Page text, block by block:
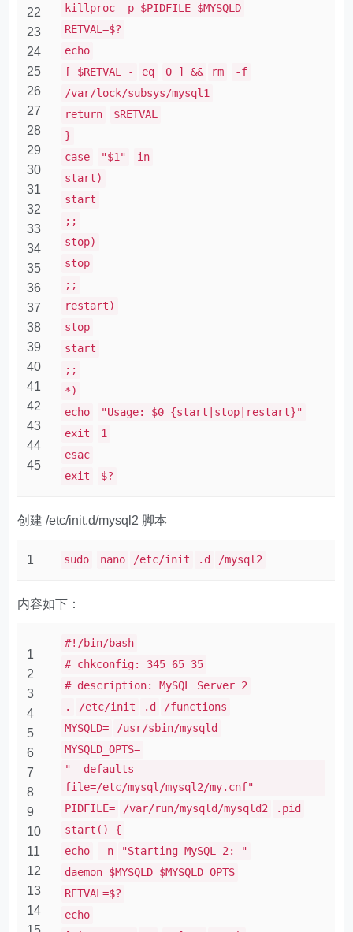
22
23
24
25
26
27
28
29
30
31
32
33
34
35
36
37
38
39
40
41
42
43
44
45
killproc -p $PIDFILE $MYSQLD
RETVAL=$?
echo
[ $RETVAL -
eq 0 ] && rm
-f
/var/lock/subsys/mysql1
return
$RETVAL
}
case
"$1"
in
start)
start
;;
stop)
stop
;;
restart)
stop
start
;;
*)
echo
"Usage: $0 {start|stop|restart}"
exit
1
esac
exit
$?
创建 ​​/etc/init.d/mysql2​​ 脚本
1 sudo nano /etc/init .d /mysql2
内容如下：
1
2
3
4
5
6
7
8
9
10
11
12
13
14
#!/bin/bash
# chkconfig: 345 65 35
# description: MySQL Server 2
.
/etc/init .d
/functions
MYSQLD=
/usr/sbin/mysqld
MYSQLD_OPTS=
"--defaults-
file=/etc/mysql/mysql2/my.cnf"
PIDFILE=
/var/run/mysqld/mysqld2
.pid
start() {
echo
-n
"Starting MySQL 2: "
daemon $MYSQLD $MYSQLD_OPTS
RETVAL=$?
echo